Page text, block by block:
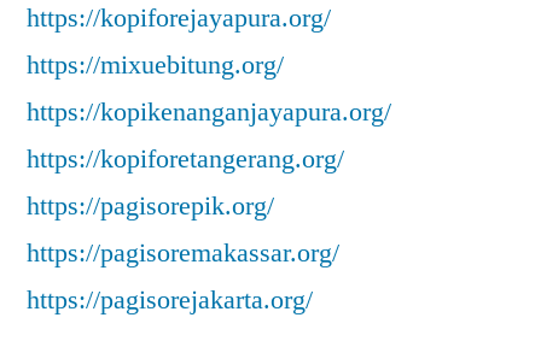
https://kopiforejayapura.org/
https://mixuebitung.org/
https://kopikenanganjayapura.org/
https://kopiforetangerang.org/
https://pagisorepik.org/
https://pagisoremakassar.org/
https://pagisorejakarta.org/